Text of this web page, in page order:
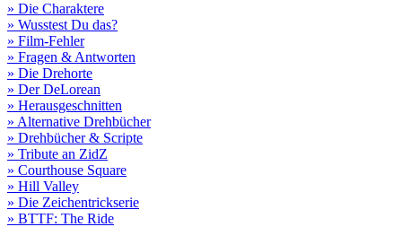
» Die Charaktere
» Wusstest Du das?
» Film-Fehler
» Fragen & Antworten
» Die Drehorte
» Der DeLorean
» Herausgeschnitten
» Alternative Drehbücher
» Drehbücher & Scripte
» Tribute an ZidZ
» Courthouse Square
» Hill Valley
» Die Zeichentrickserie
» BTTF: The Ride